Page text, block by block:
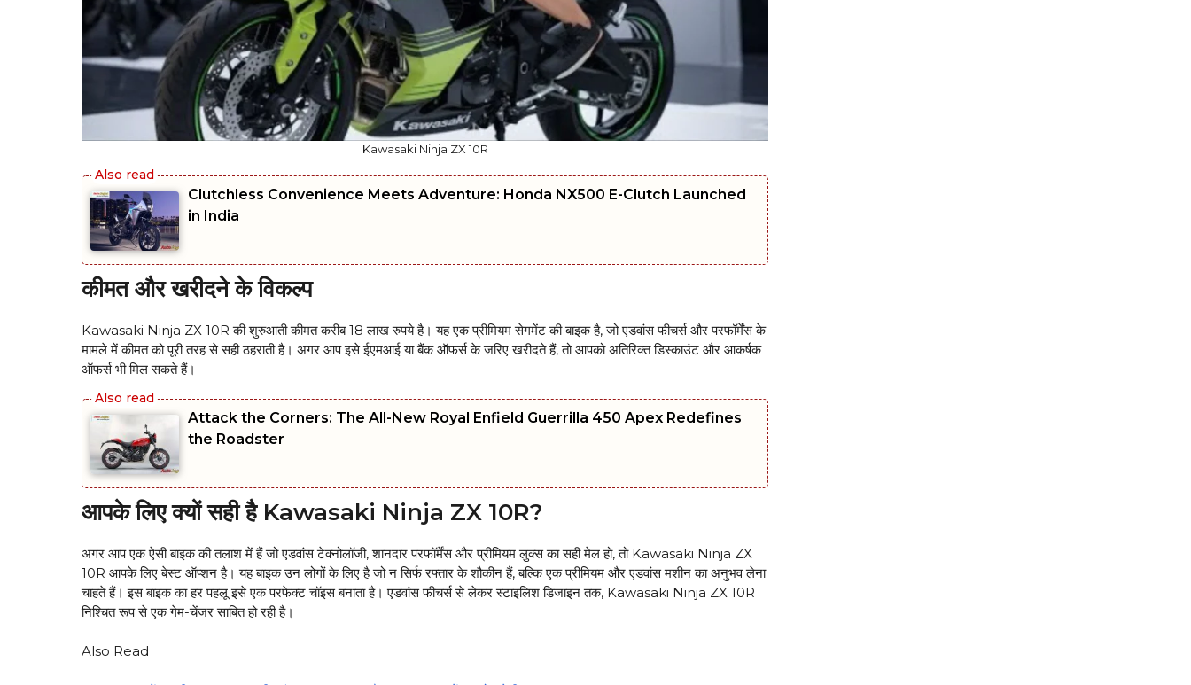
Kawasaki Ninja ZX 10R
Clutchless Convenience Meets Adventure: Honda NX500 E-Clutch Launched
in India
कीमत और खरीदने के विकल्प
Kawasaki Ninja ZX 10R की शुरुआती कीमत करीब 18 लाख रुपये है। यह एक प्रीमियम सेगमेंट की बाइक है, जो एडवांस फीचर्स और परफॉर्मेंस के
मामले में कीमत को पूरी तरह से सही ठहराती है। अगर आप इसे ईएमआई या बैंक ऑफर्स के जरिए खरीदते हैं, तो आपको अतिरिक्त डिस्काउंट और आकर्षक
ऑफर्स भी मिल सकते हैं।
Attack the Corners: The All-New Royal Enfield Guerrilla 450 Apex Redefines
the Roadster
आपके लिए क्यों सही है Kawasaki Ninja ZX 10R?
अगर आप एक ऐसी बाइक की तलाश में हैं जो एडवांस टेक्नोलॉजी, शानदार परफॉर्मेंस और प्रीमियम लुक्स का सही मेल हो, तो Kawasaki Ninja ZX
10R आपके लिए बेस्ट ऑप्शन है। यह बाइक उन लोगों के लिए है जो न सिर्फ रफ्तार के शौकीन हैं, बल्कि एक प्रीमियम और एडवांस मशीन का अनुभव लेना
चाहते हैं। इस बाइक का हर पहलू इसे एक परफेक्ट चॉइस बनाता है। एडवांस फीचर्स से लेकर स्टाइलिश डिजाइन तक, Kawasaki Ninja ZX 10R
निश्चित रूप से एक गेम-चेंजर साबित हो रही है।
Also Read